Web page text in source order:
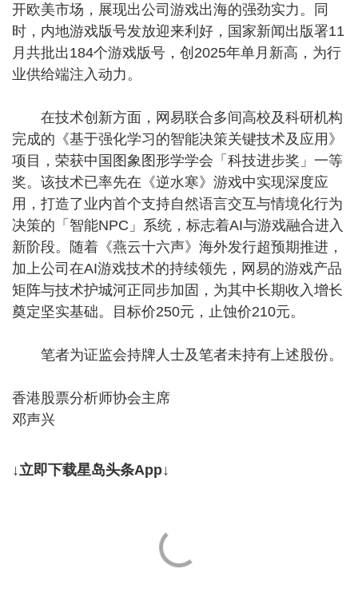
开欧美市场，展现出公司游戏出海的强劲实力。同
时，内地游戏版号发放迎来利好，国家新闻出版署11
月共批出184个游戏版号，创2025年单月新高，为行
业供给端注入动力。
在技术创新方面，网易联合多间高校及科研机构
完成的《基于强化学习的智能决策关键技术及应用》
项目，荣获中国图象图形学学会「科技进步奖」一等
奖。该技术已率先在《逆水寒》游戏中实现深度应
用，打造了业内首个支持自然语言交互与情境化行为
决策的「智能NPC」系统，标志着AI与游戏融合进入
新阶段。随着《燕云十六声》海外发行超预期推进，
加上公司在AI游戏技术的持续领先，网易的游戏产品
矩阵与技术护城河正同步加固，为其中长期收入增长
奠定坚实基础。目标价250元，止蚀价210元。
笔者为证监会持牌人士及笔者未持有上述股份。
香港股票分析师协会主席
邓声兴
↓立即下载星岛头条App↓